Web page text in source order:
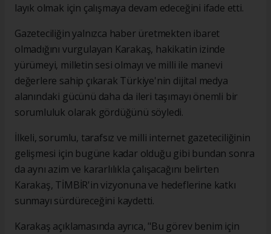
layık olmak için çalışmaya devam edeceğini ifade etti.
Gazeteciliğin yalnızca haber üretmekten ibaret
olmadığını vurgulayan Karakaş, hakikatin izinde
yürümeyi, milletin sesi olmayı ve milli ile manevi
değerlere sahip çıkarak Türkiye'nin dijital medya
alanındaki gücünü daha da ileri taşımayı önemli bir
sorumluluk olarak gördüğünü söyledi.
İlkeli, sorumlu, tarafsız ve milli internet gazeteciliğinin
gelişmesi için bugüne kadar olduğu gibi bundan sonra
da aynı azim ve kararlılıkla çalışacağını belirten
Karakaş, TİMBİR'in vizyonuna ve hedeflerine katkı
sunmayı sürdüreceğini kaydetti.
Karakaş açıklamasında ayrıca, "Bu görev benim için